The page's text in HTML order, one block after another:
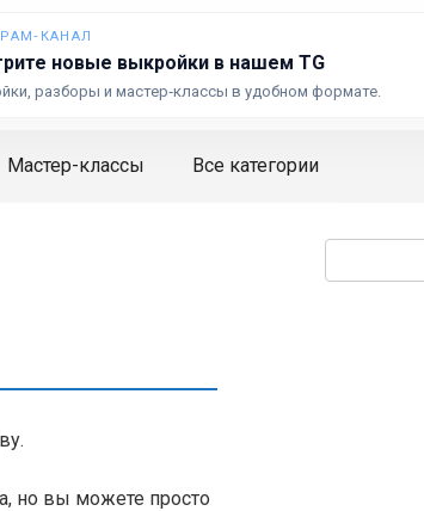
новые выкройки в нашем TG
разборы и мастер‑классы в удобном формате.
Мастер-классы Все категории
но вы можете просто